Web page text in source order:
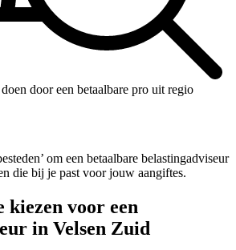
door een betaalbare pro uit regio
om een betaalbare belastingadviseur
die bij je past voor jouw aangiftes.
kiezen voor een
in Velsen Zuid